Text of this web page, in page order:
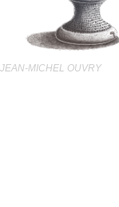
JEAN-MICHEL OUVRY